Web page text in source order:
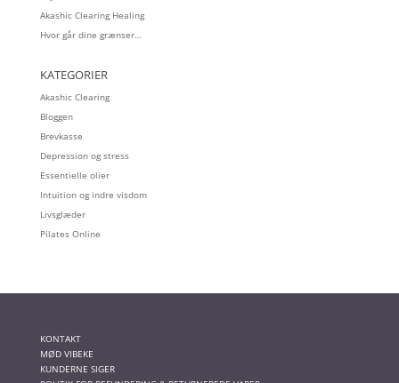
Akashic Clearing Healing
Hvor går dine grænser…
KATEGORIER
Akashic Clearing
Bloggen
Brevkasse
Depression og stress
Essentielle olier
Intuition og indre visdom
Livsglæder
Pilates Online
KONTAKT
MØD VIBEKE
KUNDERNE SIGER